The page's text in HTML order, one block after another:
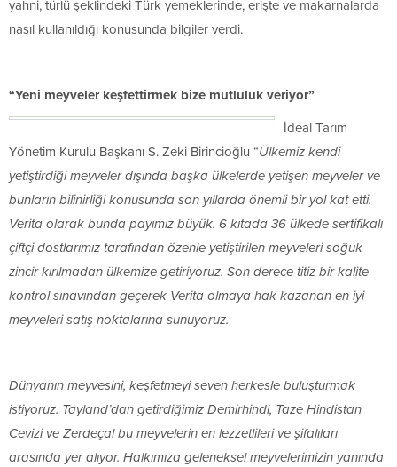
yahni, türlü şeklindeki Türk yemeklerinde, erişte ve makarnalarda
nasıl kullanıldığı konusunda bilgiler verdi.
“Yeni meyveler keşfettirmek bize mutluluk veriyor”
İdeal Tarım
Yönetim Kurulu Başkanı S. Zeki Birincioğlu “Ülkemiz kendi
yetiştirdiği meyveler dışında başka ülkelerde yetişen meyveler ve
bunların bilinirliği konusunda son yıllarda önemli bir yol kat etti.
Verita olarak bunda payımız büyük. 6 kıtada 36 ülkede sertifikalı
çiftçi dostlarımız tarafından özenle yetiştirilen meyveleri soğuk
zincir kırılmadan ülkemize getiriyoruz. Son derece titiz bir kalite
kontrol sınavından geçerek Verita olmaya hak kazanan en iyi
meyveleri satış noktalarına sunuyoruz.
Dünyanın meyvesini, keşfetmeyi seven herkesle buluşturmak
istiyoruz. Tayland’dan getirdiğimiz Demirhindi, Taze Hindistan
Cevizi ve Zerdeçal bu meyvelerin en lezzetlileri ve şifalıları
arasında yer alıyor. Halkımıza geleneksel meyvelerimizin yanında